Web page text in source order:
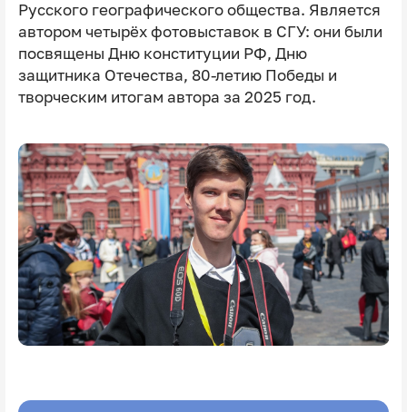
Русского географического общества. Является
автором четырёх фотовыставок в СГУ: они были
посвящены Дню конституции РФ, Дню
защитника Отечества, 80-летию Победы и
творческим итогам автора за 2025 год.